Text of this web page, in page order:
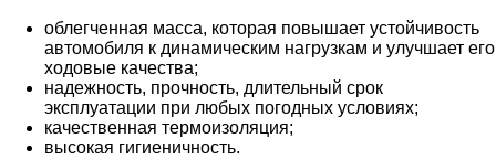
облегченная масса, которая повышает устойчивость
автомобиля к динамическим нагрузкам и улучшает его
ходовые качества;
надежность, прочность, длительный срок
эксплуатации при любых погодных условиях;
качественная термоизоляция;
высокая гигиеничность.